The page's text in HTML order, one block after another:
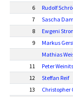
6 Rudolf
7
Sascha
8
Ewgeni
9
Markus
Mathias
11
Peter
12
Steffan Reif
13
Christopher